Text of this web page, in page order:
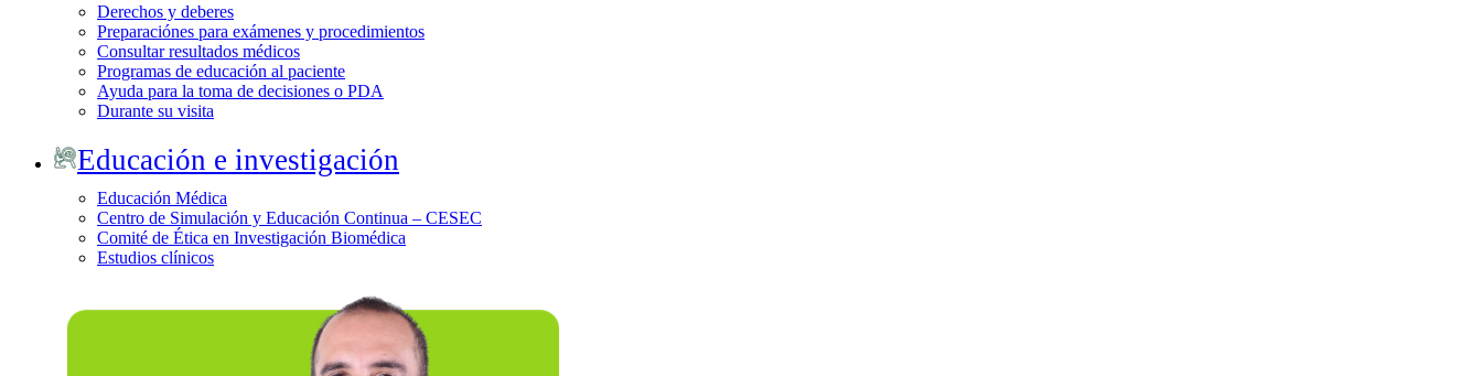
Derechos y deberes
Preparaciónes para exámenes y procedimientos
Consultar resultados médicos
Programas de educación al paciente
Ayuda para la toma de decisiones o PDA
Durante su visita
Educación e investigación
Educación Médica
Centro de Simulación y Educación Continua – CESEC
Comité de Ética en Investigación Biomédica
Estudios clínicos